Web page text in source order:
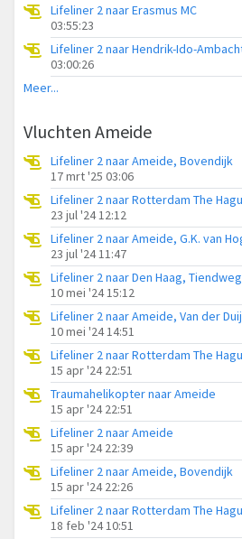
Lifeliner 2 naar Erasmus MC
03:55:23
03:00:26
Meer...
Vluchten Ameide
Lifeliner 2 naar Ameide, Bovendijk
17 mrt '25 03:06
23 jul '24 12:12
23 jul '24 11:47
Lifeliner 2 naar Den Haag, Tiendweg
10 mei '24 15:12
10 mei '24 14:51
15 apr '24 22:51
Traumahelikopter naar Ameide
15 apr '24 22:51
Lifeliner 2 naar Ameide
15 apr '24 22:39
Lifeliner 2 naar Ameide, Bovendijk
15 apr '24 22:26
18 feb '24 10:51